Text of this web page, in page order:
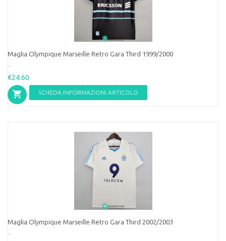
Maglia Olympique Marseille Retro Gara Third 1999/2000
€24.60
SCHEDA INFORMAZIONI ARTICOLO
Maglia Olympique Marseille Retro Gara Third 2002/2003